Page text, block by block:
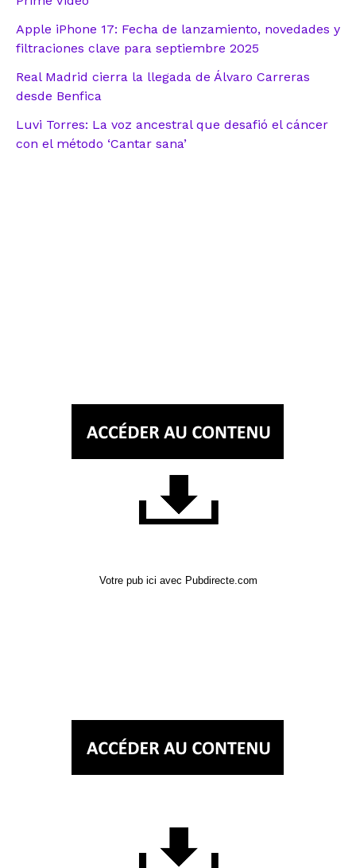
Apple iPhone 17: Fecha de lanzamiento, novedades y
filtraciones clave para septiembre 2025
Real Madrid cierra la llegada de Álvaro Carreras
desde Benfica
Luvi Torres: La voz ancestral que desafió el cáncer
con el método ‘Cantar sana’
Votre pub ici avec Pubdirecte.com